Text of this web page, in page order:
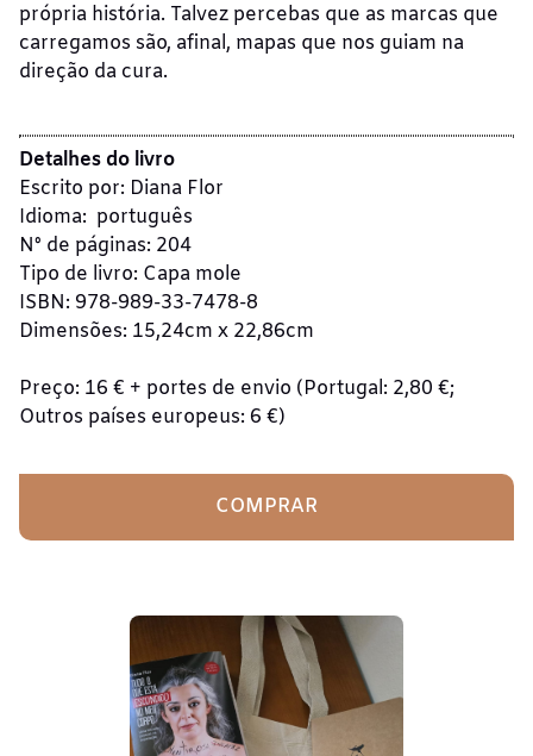
própria história. Talvez percebas que as marcas que
carregamos são, afinal, mapas que nos guiam na
direção da cura.
Detalhes do livro
Escrito por: Diana Flor
Idioma: ‎ português
Nº de páginas: 204
Tipo de livro: Capa mole
ISBN: 978-989-33-7478-8
Dimensões: 15,24cm x 22,86cm
Preço: 16 € + portes de envio (Portugal: 2,80 €;
Outros países europeus: 6 €)
COMPRAR